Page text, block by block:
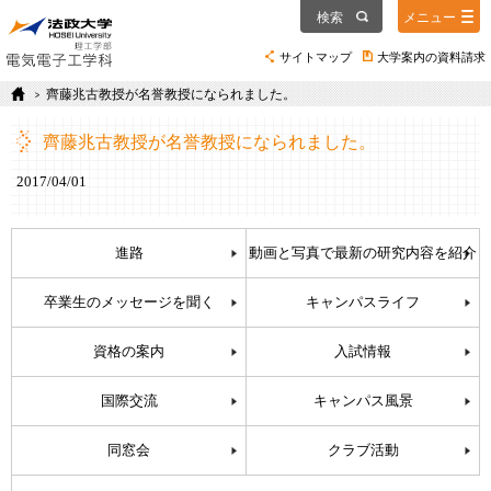
サイトマップ 大学案内の資料請求
検索 メニュー
齊藤兆古教授が名誉教授になられました。
齊藤兆古教授が名誉教授になられました。
2017/04/01
進路 動画と写真で最新の研究内容を紹介
卒業生のメッセージを聞く キャンパスライフ
資格の案内 入試情報
国際交流 キャンパス風景
同窓会 クラブ活動